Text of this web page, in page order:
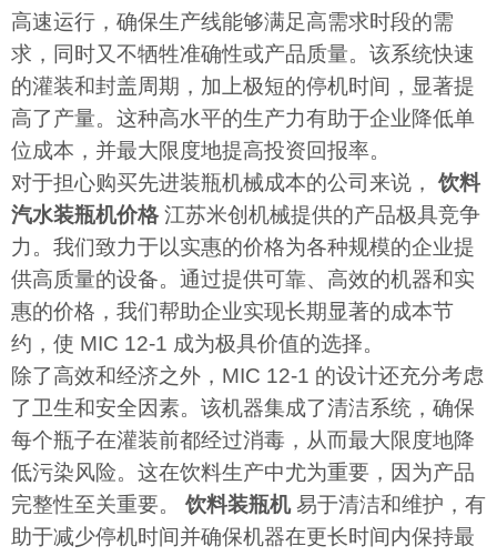
高速运行，确保生产线能够满足高需求时段的需
求，同时又不牺牲准确性或产品质量。该系统快速
的灌装和封盖周期，加上极短的停机时间，显著提
高了产量。这种高水平的生产力有助于企业降低单
位成本，并最大限度地提高投资回报率。
对于担心购买先进装瓶机械成本的公司来说， 饮料
汽水装瓶机价格 江苏米创机械提供的产品极具竞争
力。我们致力于以实惠的价格为各种规模的企业提
供高质量的设备。通过提供可靠、高效的机器和实
惠的价格，我们帮助企业实现长期显著的成本节
约，使 MIC 12-1 成为极具价值的选择。
除了高效和经济之外，MIC 12-1 的设计还充分考虑
了卫生和安全因素。该机器集成了清洁系统，确保
每个瓶子在灌装前都经过消毒，从而最大限度地降
低污染风险。这在饮料生产中尤为重要，因为产品
完整性至关重要。 饮料装瓶机易于清洁和维护，有
助于减少停机时间并确保机器在更长时间内保持最